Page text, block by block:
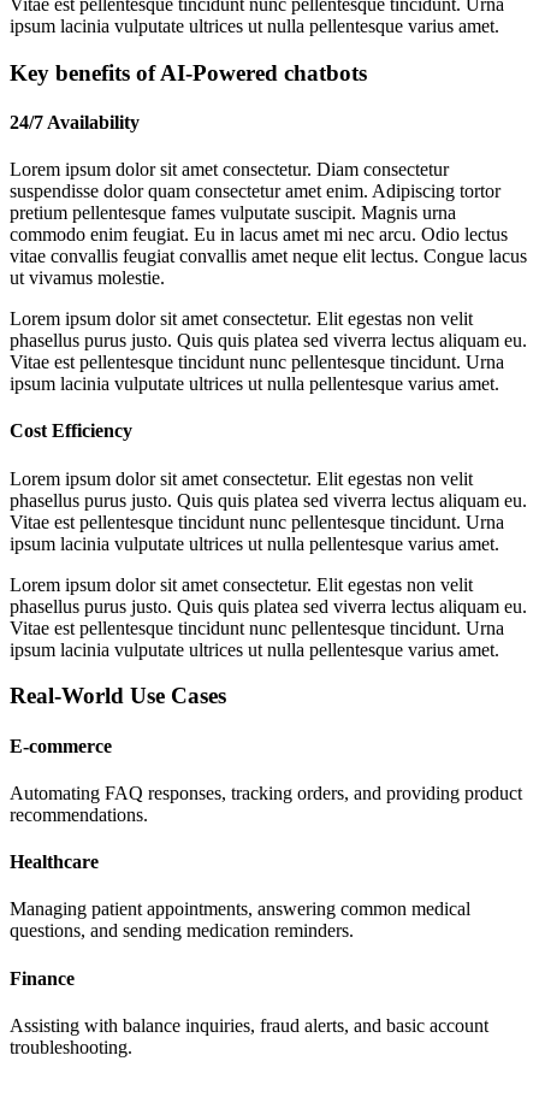
ipsum lacinia vulputate ultrices ut nulla pellentesque varius amet.
Key benefits of AI-Powered chatbots
24/7 Availability
Lorem ipsum dolor sit amet consectetur. Diam consectetur
suspendisse dolor quam consectetur amet enim. Adipiscing tortor
pretium pellentesque fames vulputate suscipit. Magnis urna
commodo enim feugiat. Eu in lacus amet mi nec arcu. Odio lectus
vitae convallis feugiat convallis amet neque elit lectus. Congue lacus
ut vivamus molestie.
Lorem ipsum dolor sit amet consectetur. Elit egestas non velit
phasellus purus justo. Quis quis platea sed viverra lectus aliquam eu.
Vitae est pellentesque tincidunt nunc pellentesque tincidunt. Urna
ipsum lacinia vulputate ultrices ut nulla pellentesque varius amet.
Cost Efficiency
Lorem ipsum dolor sit amet consectetur. Elit egestas non velit
phasellus purus justo. Quis quis platea sed viverra lectus aliquam eu.
Vitae est pellentesque tincidunt nunc pellentesque tincidunt. Urna
ipsum lacinia vulputate ultrices ut nulla pellentesque varius amet.
Lorem ipsum dolor sit amet consectetur. Elit egestas non velit
phasellus purus justo. Quis quis platea sed viverra lectus aliquam eu.
Vitae est pellentesque tincidunt nunc pellentesque tincidunt. Urna
ipsum lacinia vulputate ultrices ut nulla pellentesque varius amet.
Real-World Use Cases
E-commerce
Automating FAQ responses, tracking orders, and providing product
recommendations.
Healthcare
Managing patient appointments, answering common medical
questions, and sending medication reminders.
Finance
Assisting with balance inquiries, fraud alerts, and basic account
troubleshooting.